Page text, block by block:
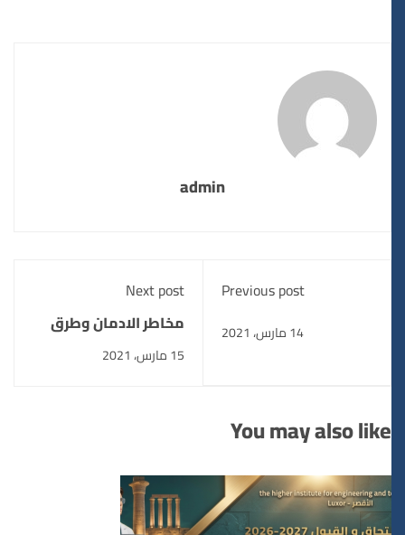
admin
Previous post
14 مارس، 2021
Next post
مخاطر الادمان وطرق
التعافى منه
You may also like